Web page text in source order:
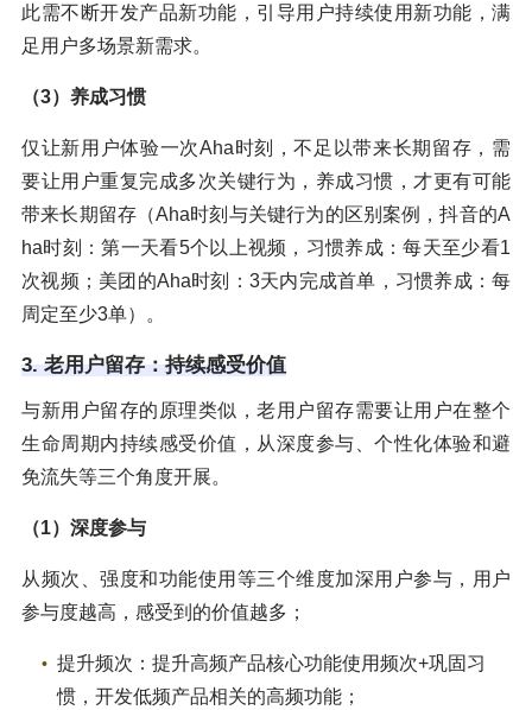
此需不断开发产品新功能，引导用户持续使用新功能，满
足用户多场景新需求。
（3）养成习惯
仅让新用户体验一次Aha时刻，不足以带来长期留存，需
要让用户重复完成多次关键行为，养成习惯，才更有可能
带来长期留存（Aha时刻与关键行为的区别案例，抖音的A
ha时刻：第一天看5个以上视频，习惯养成：每天至少看1
次视频；美团的Aha时刻：3天内完成首单，习惯养成：每
周定至少3单）。
3. 老用户留存：持续感受价值
与新用户留存的原理类似，老用户留存需要让用户在整个
生命周期内持续感受价值，从深度参与、个性化体验和避
免流失等三个角度开展。
（1）深度参与
从频次、强度和功能使用等三个维度加深用户参与，用户
参与度越高，感受到的价值越多；
提升频次：提升高频产品核心功能使用频次+巩固习
惯，开发低频产品相关的高频功能；